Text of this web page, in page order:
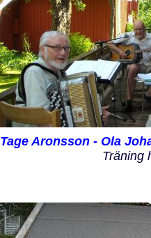
Tage Aronsson - Ola
Träning